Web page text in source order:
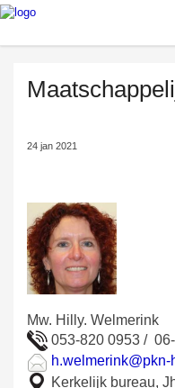
24 jan 2021
Mw. Hilly. Welmerink
053-820 0953 /
h.welmerink@pkn-
Kerkelijk bureau,